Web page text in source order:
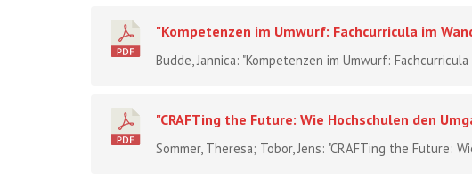
"Kompetenzen im Umwurf: Fachcurricula im
Budde, Jannica: "Kompetenzen im Umwurf:
"CRAFTing the Future: Wie Hochschulen den
Sommer, Theresa; Tobor, Jens: "CRAFTing the Future: